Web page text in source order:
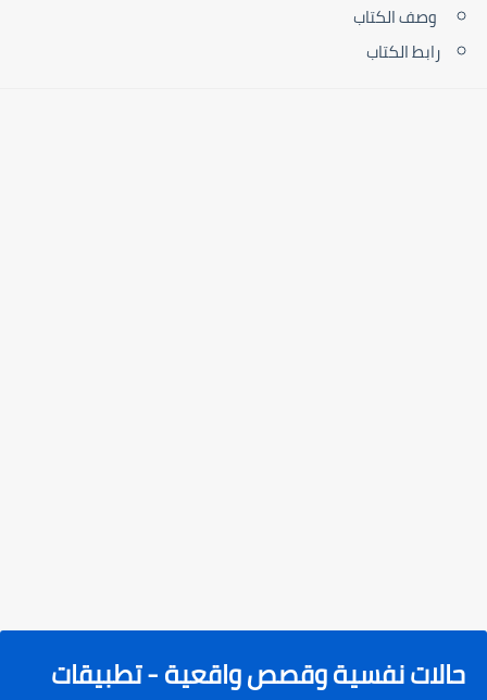
وصف الكتاب
رابط الكتاب
حالات نفسية وقصص واقعية - تطبيقات